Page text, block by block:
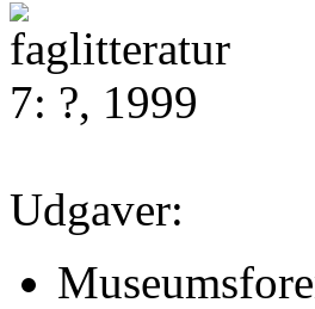
7: ?, 1999
Udgaver: